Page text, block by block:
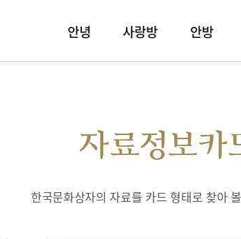
안녕 사랑방 안방
자료정보카
한국문화상자의 자료를 카드 형태로 찾아